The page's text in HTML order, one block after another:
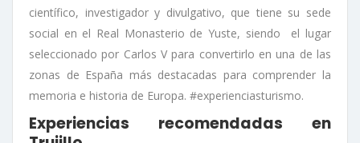
científico, investigador y divulgativo, que tiene su sede
social en el Real Monasterio de Yuste, siendo el lugar
seleccionado por Carlos V para convertirlo en una de las
zonas de España más destacadas para comprender la
memoria e historia de Europa. #experienciasturismo.
Experiencias recomendadas en